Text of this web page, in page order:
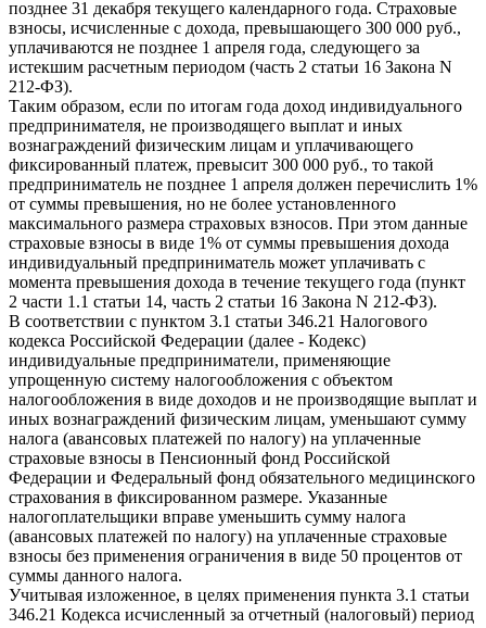
позднее 31 декабря текущего календарного года. Страховые
взносы, исчисленные с дохода, превышающего 300 000 руб.,
уплачиваются не позднее 1 апреля года, следующего за
истекшим расчетным периодом (часть 2 статьи 16 Закона N
212-ФЗ).
Таким образом, если по итогам года доход индивидуального
предпринимателя, не производящего выплат и иных
вознаграждений физическим лицам и уплачивающего
фиксированный платеж, превысит 300 000 руб., то такой
предприниматель не позднее 1 апреля должен перечислить 1%
от суммы превышения, но не более установленного
максимального размера страховых взносов. При этом данные
страховые взносы в виде 1% от суммы превышения дохода
индивидуальный предприниматель может уплачивать с
момента превышения дохода в течение текущего года (пункт
2 части 1.1 статьи 14, часть 2 статьи 16 Закона N 212-ФЗ).
В соответствии с пунктом 3.1 статьи 346.21 Налогового
кодекса Российской Федерации (далее - Кодекс)
индивидуальные предприниматели, применяющие
упрощенную систему налогообложения с объектом
налогообложения в виде доходов и не производящие выплат и
иных вознаграждений физическим лицам, уменьшают сумму
налога (авансовых платежей по налогу) на уплаченные
страховые взносы в Пенсионный фонд Российской
Федерации и Федеральный фонд обязательного медицинского
страхования в фиксированном размере. Указанные
налогоплательщики вправе уменьшить сумму налога
(авансовых платежей по налогу) на уплаченные страховые
взносы без применения ограничения в виде 50 процентов от
суммы данного налога.
Учитывая изложенное, в целях применения пункта 3.1 статьи
346.21 Кодекса исчисленный за отчетный (налоговый) период